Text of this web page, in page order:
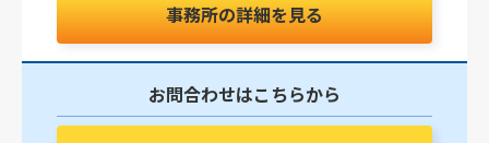
事務所の詳細を見る
お問合わせはこちらから